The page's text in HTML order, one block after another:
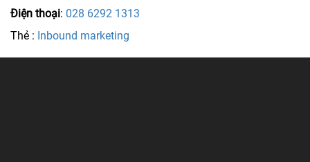
Điện thoại: 028 6292 1313
Thẻ : Inbound marketing